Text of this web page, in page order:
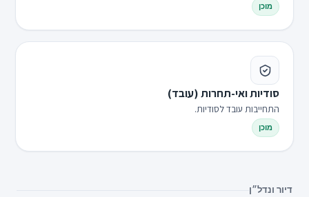
מוכן
סודיות ואי-תחרות (עובד)
התחייבות עובד לסודיות.
מוכן
דיור ונדל״ן